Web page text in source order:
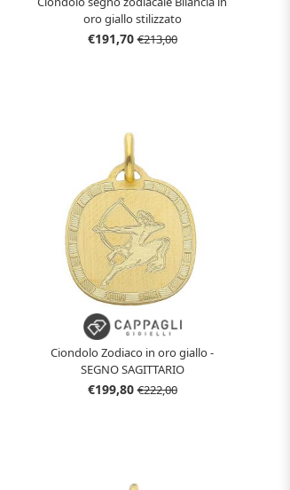
oro giallo stilizzato
€191,70€213,00
Ciondolo Zodiaco in oro giallo -
SEGNO SAGITTARIO
€199,80€222,00